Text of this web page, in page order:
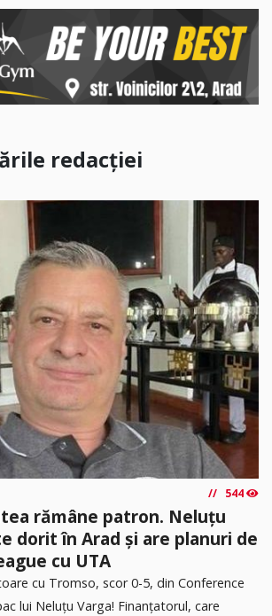
redacției
544
rămâne patron. Neluțu
dorit în Arad și are planuri de
cu UTA
cu Tromso, scor 0-5, din Conference
lui Neluțu Varga! Finanțatorul, care